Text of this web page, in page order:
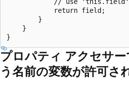
            return field;
        }
    }
プロパティ アクセサー
う名前の変数が許可さ